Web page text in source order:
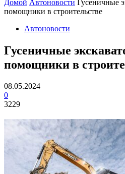
Домой Автоновости
Гусеничные
помощники в строительстве
Автоновости
Гусеничные
помощники в
08.05.2024
0
3229